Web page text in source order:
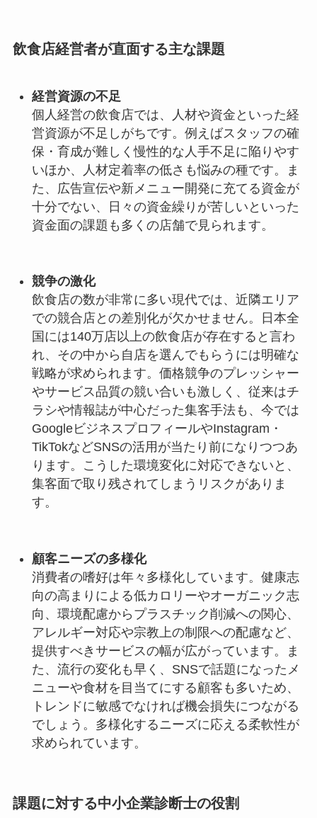
飲食店経営者が直面する主な課題
経営資源の不足
個人経営の飲食店では、人材や資金といった経
営資源が不足しがちです。例えばスタッフの確
保・育成が難しく慢性的な人手不足に陥りやす
いほか、人材定着率の低さも悩みの種です。ま
た、広告宣伝や新メニュー開発に充てる資金が
十分でない、日々の資金繰りが苦しいといった
資金面の課題も多くの店舗で見られます。
競争の激化
飲食店の数が非常に多い現代では、近隣エリア
での競合店との差別化が欠かせません。日本全
国には140万店以上の飲食店が存在すると言わ
れ、その中から自店を選んでもらうには明確な
戦略が求められます。価格競争のプレッシャー
やサービス品質の競い合いも激しく、従来はチ
ラシや情報誌が中心だった集客手法も、今では
GoogleビジネスプロフィールやInstagram・
TikTokなどSNSの活用が当たり前になりつつあ
ります。こうした環境変化に対応できないと、
集客面で取り残されてしまうリスクがありま
す。
顧客ニーズの多様化
消費者の嗜好は年々多様化しています。健康志
向の高まりによる低カロリーやオーガニック志
向、環境配慮からプラスチック削減への関心、
アレルギー対応や宗教上の制限への配慮など、
提供すべきサービスの幅が広がっています。ま
た、流行の変化も早く、SNSで話題になったメ
ニューや食材を目当てにする顧客も多いため、
トレンドに敏感でなければ機会損失につながる
でしょう。多様化するニーズに応える柔軟性が
求められています。
課題に対する中小企業診断士の役割